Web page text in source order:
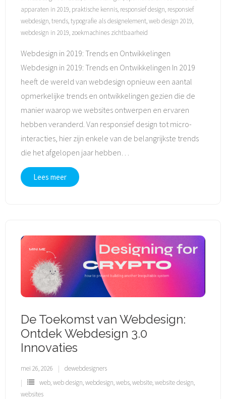
apparaten in 2019, praktische kennis, responsief design, responsief
webdesign,trends,typografie als designelement,web design 2019,
webdesign in 2019, zoekmachines zichtbaarheid
Webdesign in 2019: Trends en Ontwikkelingen
Webdesign in 2019: Trends en Ontwikkelingen In 2019
heeft de wereld van webdesign opnieuw een aantal
opmerkelijke trends en ontwikkelingen gezien die de
manier waarop we websites ontwerpen en ervaren
hebben veranderd. Van responsief design tot micro-
interacties, hier zijn enkele van de belangrijkste trends
die het afgelopen jaar hebben…
Lees meer
De Toekomst van Webdesign:
Ontdek Webdesign 3.0
Innovaties
mei 26, 2026
dewebdesigners
web,web design,webdesign,webs,website,website design,
websites